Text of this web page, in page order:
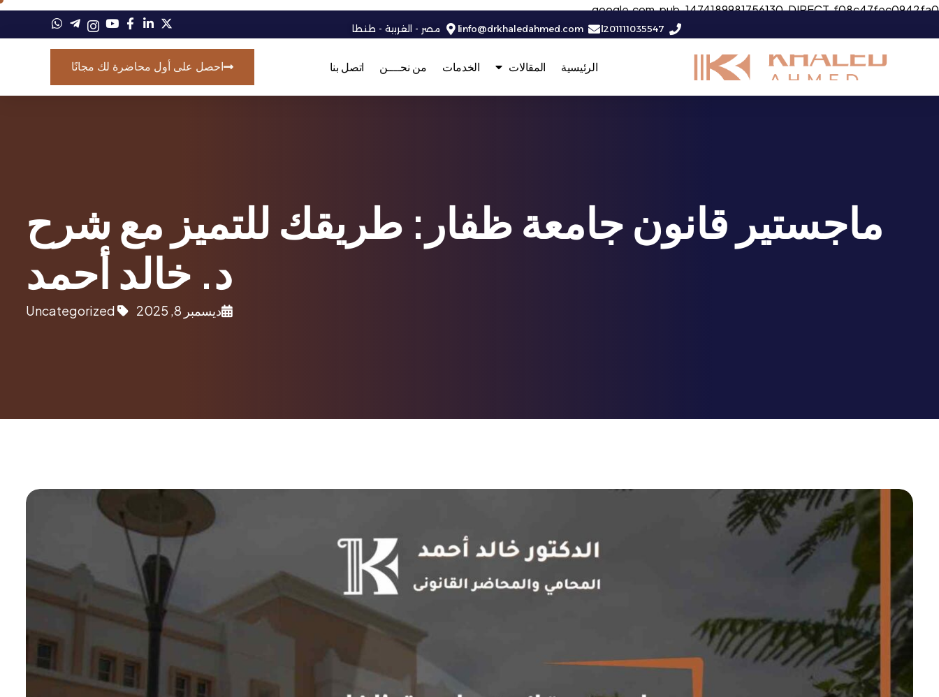
google.com, pub-1474189981756130, DIRECT, f08c47fec0942fa0
201111035547
info@drkhaledahmed.com مصر - الغربية - طنطا
الرئيسية المقالات الخدمات من نحــــن اتصل بنا احصل على أول محاضرة لك مجانًا
ماجستير قانون جامعة ظفار: طريقك للتميز مع شرح
د. خالد أحمد
ديسمبر 8, 2025 Uncategorized